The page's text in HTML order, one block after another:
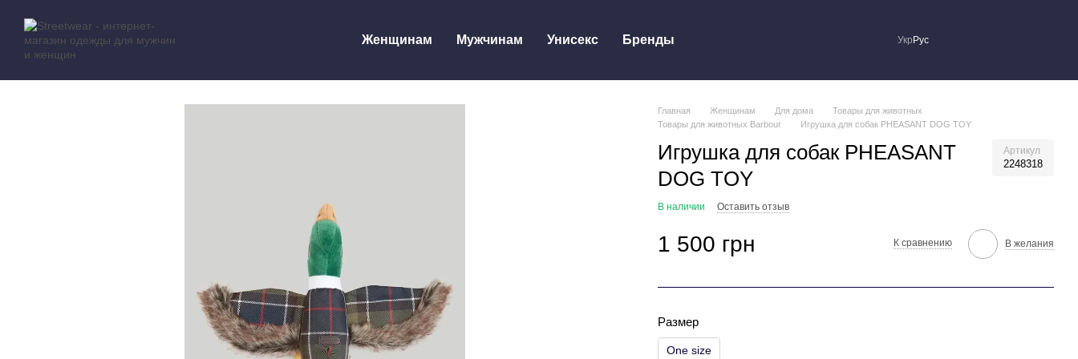
Женщинам Мужчинам Унисекс Бренды Укр Рус
Главная Женщинам Для дома
Товары для животных
Товары для животных Barbour
Игрушка для собак PHEASANT DOG TOY
Игрушка для собак PHEASANT
DOG TOY
Артикул
2248318
В наличии Оставить отзыв
1 500 грн К сравнению В желания
Размер
One size